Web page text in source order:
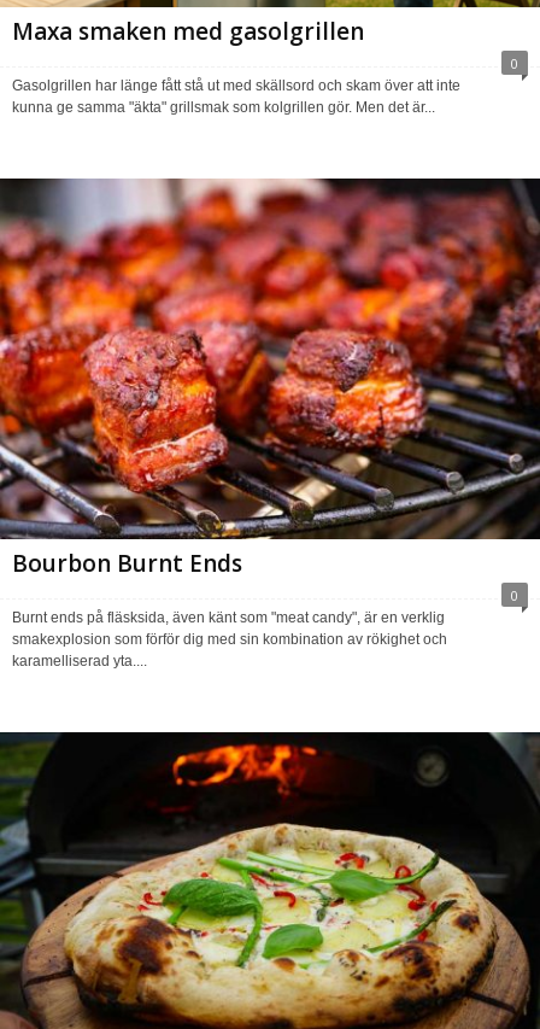
Maxa smaken med gasolgrillen
0
Gasolgrillen har länge fått stå ut med skällsord och skam över att inte
kunna ge samma "äkta" grillsmak som kolgrillen gör. Men det är...
Bourbon Burnt Ends
0
Burnt ends på fläsksida, även känt som "meat candy", är en verklig
smakexplosion som förför dig med sin kombination av rökighet och
karamelliserad yta....